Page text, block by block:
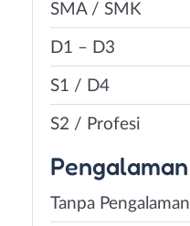
SMA / SMK
D1 – D3
S1 / D4
S2 / Profesi
Pengalaman
Tanpa Pengalaman